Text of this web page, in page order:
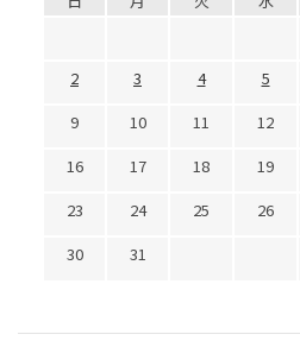
2
3 4 5
9
10 11 12
16
17 18 19
23
24 25 26
30
31